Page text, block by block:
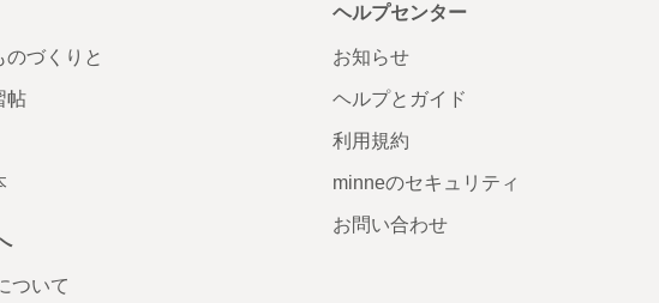
のづくりと
帖
ついて
ヘルプセンター
お知らせ
ヘルプとガイド
利用規約
minneのセキュリティ
お問い合わせ